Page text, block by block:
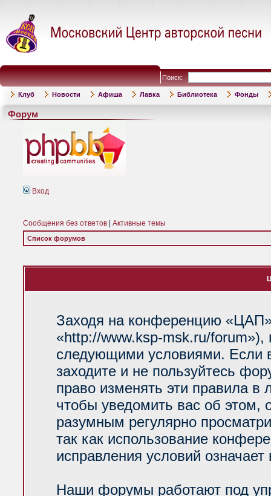
Поиск:
Клуб Новости Афиша Лавка Библиотека Фонды
Форум
Вход
Сообщения без ответов Активные темы
Список форумов
Заходя на конференцию
«http://www.ksp-msk.ru/forum»),
следующими условиями. Если
заходите и не пользуйтесь
право изменять эти правила
чтобы уведомить вас об
разумным регулярно
так как использование
исправления условий
Наши форумы работают под